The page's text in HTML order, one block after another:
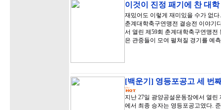
이것이 진정 패기에 찬 대
재밌어도 이렇게 재미있을 수가 없
춘계대학축구연맹전 결승전 이야기
서 열린 제59회 춘계대학축구연맹
은 관중들이 모여 펼쳐질 경기를 예
[백운기] 영등포공고 세 번
지난 27일 광양공설운동장에서 열
에서 최종 승자는 영등포공고였다.